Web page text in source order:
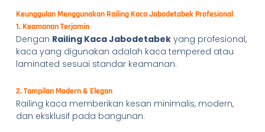
Keunggulan Menggunakan Railing Kaca Jabodetabek Profesional
1. Keamanan Terjamin
Dengan Railing Kaca Jabodetabekyang profesional,
kaca yang digunakan adalah kaca tempered atau
laminated sesuai standar keamanan.
2. Tampilan Modern & Elegan
Railing kaca memberikan kesan minimalis, modern,
dan eksklusif pada bangunan.